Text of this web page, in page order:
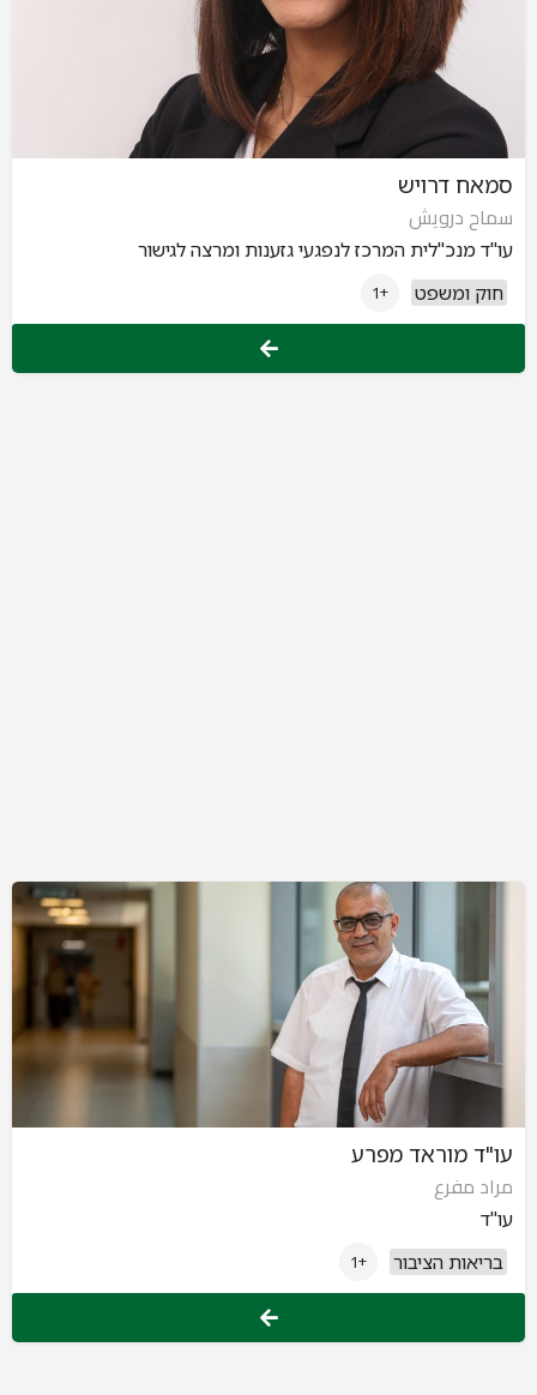
סמאח דרויש
سماح درويش
עו"ד מנכ"לית המרכז לנפגעי גזענות ומרצה לגישור
חוק ומשפט
+1
עו"ד מוראד מפרע
مراد مفرع
עו"ד
בריאות הציבור
+1